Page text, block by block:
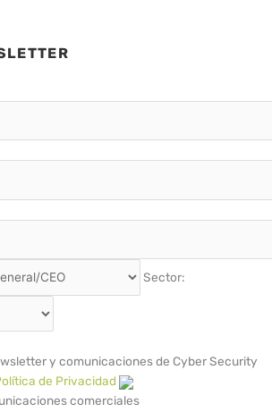
Sector:
y comunicaciones de Cyber Security
de Privacidad
comerciales